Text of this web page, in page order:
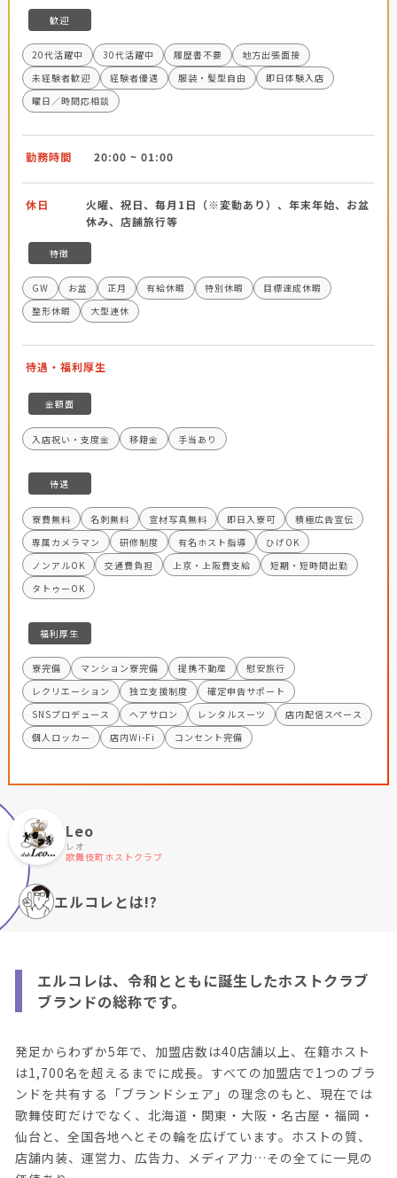
歓迎
20代活躍中 30代活躍中 履歴書不要
地方出張面接
未経験者歓迎
経験者優遇 服装・髪型自由
即日体験入店
曜日／時間応相談
勤務時間 20:00 ~ 01:00
休日
火曜、祝日、毎月1日（※変動あり）、年末年始、お盆
休み、店舗旅行等
特徴
GW お盆 正月 有給休暇 特別休暇
目標達成休暇
整形休暇
大型連休
待遇・福利厚生
金額面
入店祝い・支度金 移籍金 手当あり
待遇
寮費無料 名刺無料 宣材写真無料 即日入寮可
積極広告宣伝
専属カメラマン
研修制度 有名ホスト指導
ひげOK
ノンアルOK
交通費負担 上京・上阪費支給
短期・短時間出勤
タトゥーOK
福利厚生
寮完備 マンション寮完備 提携不動産
慰安旅行
レクリエーション
独立支援制度
確定申告サポート
SNSプロデュース
ヘアサロン レンタルスーツ
店内配信スペース
個人ロッカー
店内Wi-Fi コンセント完備
Leo
レオ
歌舞伎町ホストクラブ
エルコレとは!?
エルコレは、令和とともに誕生したホストクラブ
ブランドの総称です。
発足からわずか5年で、加盟店数は40店舗以上、在籍ホスト
は1,700名を超えるまでに成長。すべての加盟店で1つのブラ
ンドを共有する「ブランドシェア」の理念のもと、現在では
歌舞伎町だけでなく、北海道・関東・大阪・名古屋・福岡・
仙台と、全国各地へとその輪を広げています。ホストの質、
店舗内装、運営力、広告力、メディア力…その全てに一見の